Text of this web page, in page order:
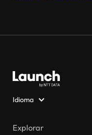
Idioma
Explorar